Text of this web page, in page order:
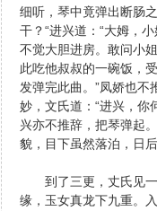
细听，琴中竟弹出断肠
干？“进兴道：“大姆，
不觉大胆进房。敢问小
此吃他叔叔的一碗饭，
发弹完此曲。”凤娇也
妙，文氏道：“进兴，你
兴亦不推辞，把琴弹起
貌，目下虽然落泊，日
到了三更，丈氏见一
缘，玉女真龙下九重。